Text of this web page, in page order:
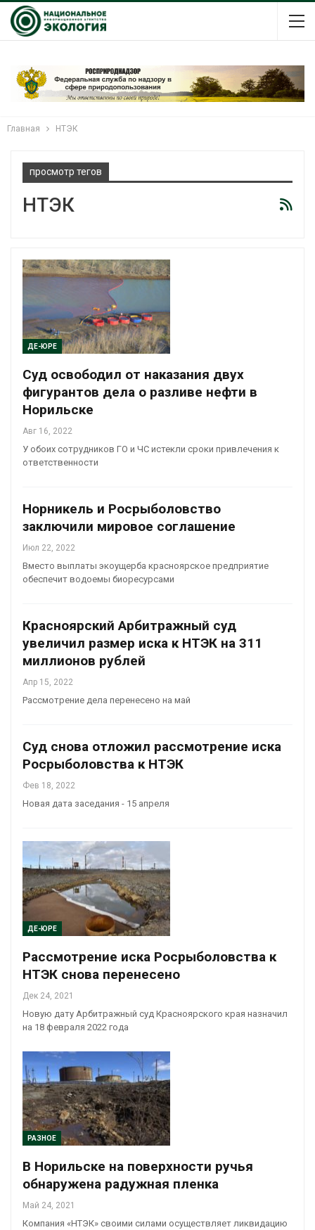
Главная НТЭК
просмотр тегов
НТЭК
ДЕ-ЮРЕ
Суд освободил от наказания двух
фигурантов дела о разливе нефти в
Норильске
Авг 16, 2022
У обоих сотрудников ГО и ЧС истекли сроки привлечения к
ответственности
Норникель и Росрыболовство
заключили мировое соглашение
Июл 22, 2022
Вместо выплаты экоущерба красноярское предприятие
обеспечит водоемы биоресурсами
Красноярский Арбитражный суд
увеличил размер иска к НТЭК на 311
миллионов рублей
Апр 15, 2022
Рассмотрение дела перенесено на май
Суд снова отложил рассмотрение иска
Росрыболовства к НТЭК
Фев 18, 2022
Новая дата заседания - 15 апреля
ДЕ-ЮРЕ
Рассмотрение иска Росрыболовства к
НТЭК снова перенесено
Дек 24, 2021
Новую дату Арбитражный суд Красноярского края назначил
на 18 февраля 2022 года
РАЗНОЕ
В Норильске на поверхности ручья
обнаружена радужная пленка
Май 24, 2021
Компания «НТЭК» своими силами осуществляет ликвидацию